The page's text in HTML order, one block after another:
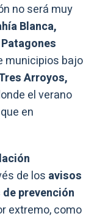
no será muy
Blanca,
municipios bajo
Arroyos,
el verano
en
de los avisos
prevención
extremo, como